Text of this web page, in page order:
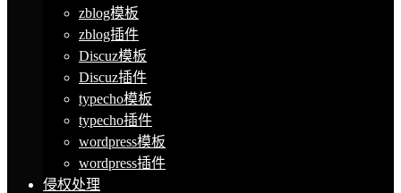
zblog模板
zblog插件
Discuz模板
Discuz插件
typecho模板
typecho插件
wordpress模板
wordpress插件
侵权处理